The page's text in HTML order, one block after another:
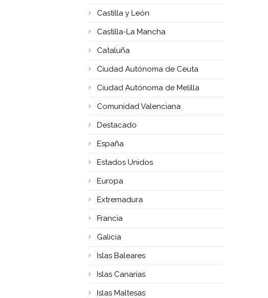
Castilla y León
Castilla-La Mancha
Cataluña
Ciudad Autónoma de Ceuta
Ciudad Autónoma de Melilla
Comunidad Valenciana
Destacado
España
Estados Unidos
Europa
Extremadura
Francia
Galicia
Islas Baleares
Islas Canarias
Islas Maltesas